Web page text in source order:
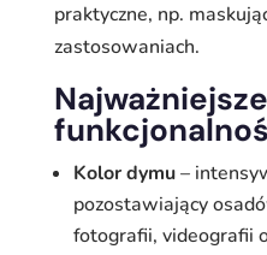
praktyczne, np.
zastosowaniach.
Kolor dymu–
pozostawiający
fotografii, videografii